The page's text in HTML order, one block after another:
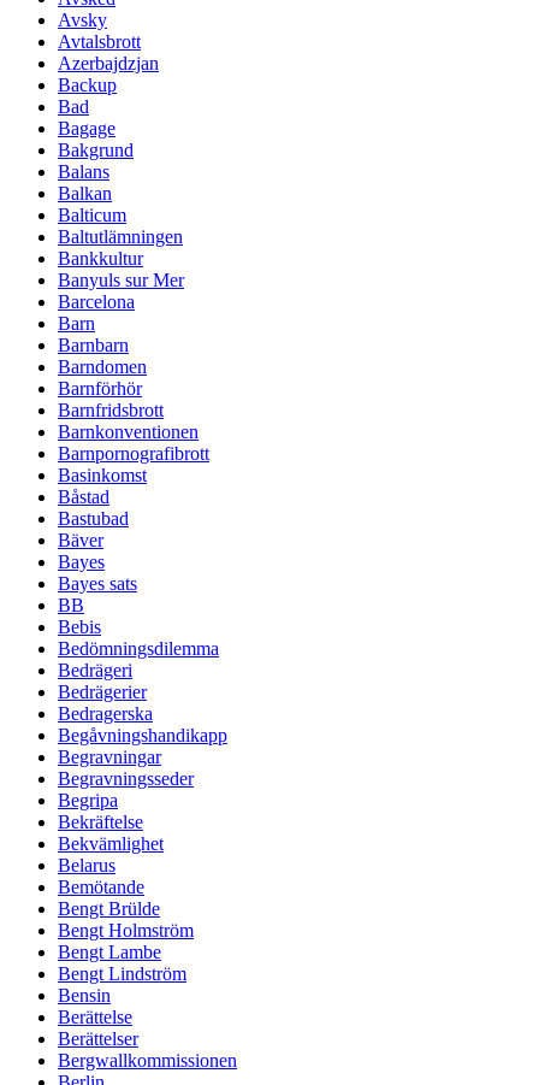
Avsky
Avtalsbrott
Azerbajdzjan
Backup
Bad
Bagage
Bakgrund
Balans
Balkan
Balticum
Baltutlämningen
Bankkultur
Banyuls sur Mer
Barcelona
Barn
Barnbarn
Barndomen
Barnförhör
Barnfridsbrott
Barnkonventionen
Barnpornografibrott
Basinkomst
Båstad
Bastubad
Bäver
Bayes
Bayes sats
BB
Bebis
Bedömningsdilemma
Bedrägeri
Bedrägerier
Bedragerska
Begåvningshandikapp
Begravningar
Begravningsseder
Begripa
Bekräftelse
Bekvämlighet
Belarus
Bemötande
Bengt Brülde
Bengt Holmström
Bengt Lambe
Bengt Lindström
Bensin
Berättelse
Berättelser
Bergwallkommissionen